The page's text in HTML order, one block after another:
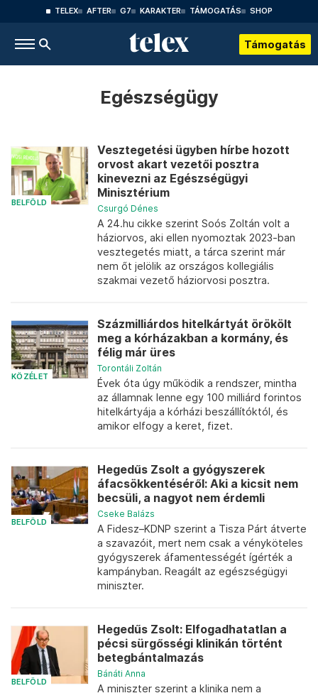
TELEX AFTER G7 KARAKTER TÁMOGATÁS SHOP
Támogatás
Egészségügy
BELFÖLD
Vesztegetési ügyben hírbe hozott
orvost akart vezetői posztra
kinevezni az Egészségügyi
Minisztérium
Csurgó Dénes
A 24.hu cikke szerint Soós Zoltán volt a
háziorvos, aki ellen nyomoztak 2023-ban
vesztegetés miatt, a tárca szerint már
nem őt jelölik az országos kollegiális
szakmai vezető háziorvosi posztra.
KÖZÉLET
Százmilliárdos hitelkártyát örökölt
meg a kórházakban a kormány, és
félig már üres
Torontáli Zoltán
Évek óta úgy működik a rendszer, mintha
az államnak lenne egy 100 milliárd forintos
hitelkártyája a kórházi beszállítóktól, és
amikor elfogy a keret, fizet.
BELFÖLD
Hegedűs Zsolt a gyógyszerek
áfacsökkentéséről: Aki a kicsit nem
becsüli, a nagyot nem érdemli
Cseke Balázs
A Fidesz–KDNP szerint a Tisza Párt átverte
a szavazóit, mert nem csak a vényköteles
gyógyszerek áfamentességét ígérték a
kampányban. Reagált az egészségügyi
miniszter.
BELFÖLD
Hegedűs Zsolt: Elfogadhatatlan a
pécsi sürgősségi klinikán történt
betegbántalmazás
Bánáti Anna
A miniszter szerint a klinika nem a